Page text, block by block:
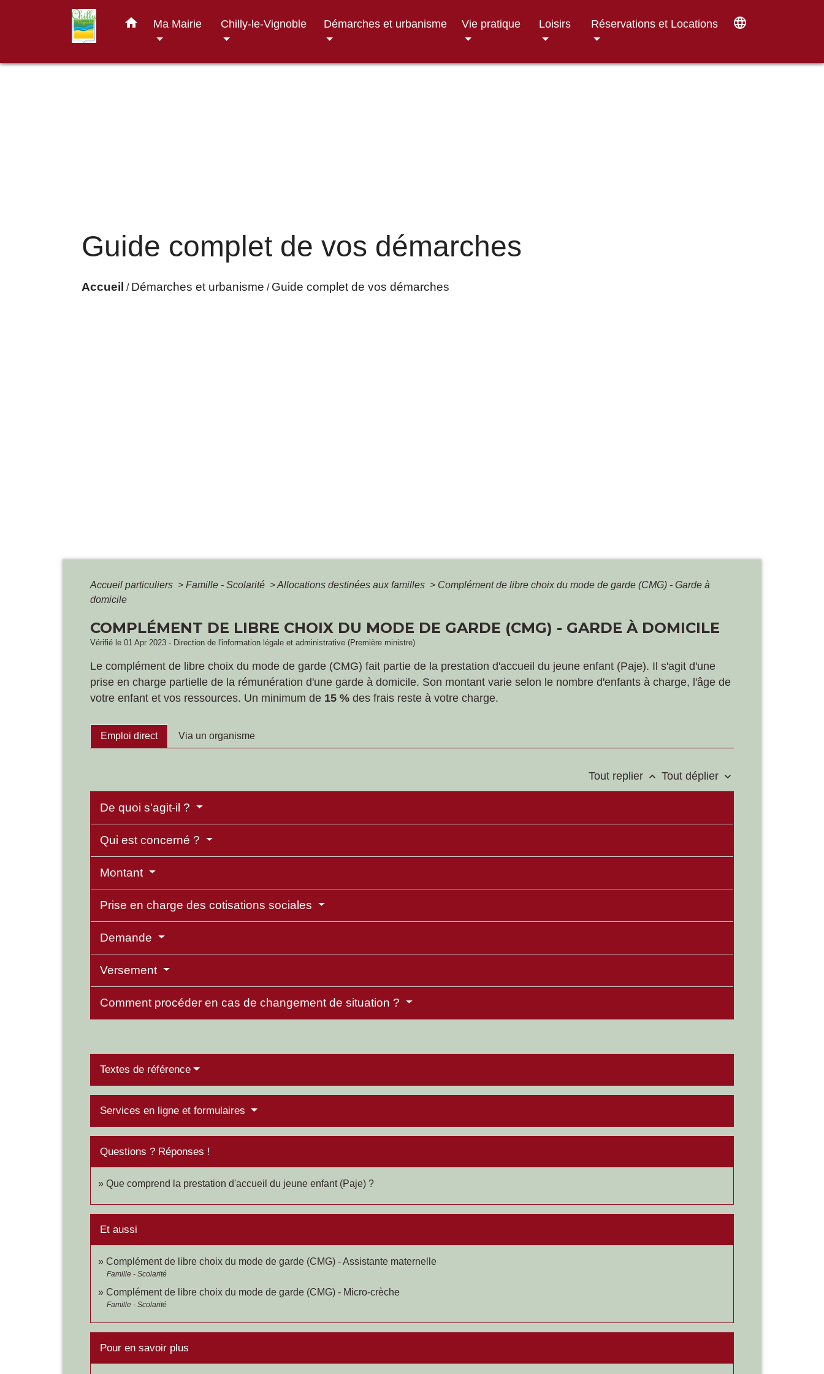
home Ma Mairie Chilly-le-Vignoble Démarches et urbanisme Vie pratique Loisirs Réservations et Locations language
Guide complet de vos démarches
Accueil / Démarches et urbanisme / Guide complet de vos démarches
Accueil particuliers > Famille - Scolarité >Allocations destinées aux familles > Complément de libre choix du mode de garde (CMG) - Garde à
domicile
COMPLÉMENT DE LIBRE CHOIX DU MODE DE GARDE (CMG) - GARDE À DOMICILE
Vérifié le 01 Apr 2023 - Direction de l'information légale et administrative (Première ministre)
Le complément de libre choix du mode de garde (CMG) fait partie de la prestation d'accueil du jeune enfant (Paje). Il s'agit d'une
prise en charge partielle de la rémunération d'une garde à domicile. Son montant varie selon le nombre d'enfants à charge, l'âge de
votre enfant et vos ressources. Un minimum de 15 % des frais reste à votre charge.
Emploi direct Via un organisme
Tout replier keyboard_arrow_up Tout déplier keyboard_arrow_down
De quoi s'agit-il ?
Qui est concerné ?
Montant
Prise en charge des cotisations sociales
Demande
Versement
Comment procéder en cas de changement de situation ?
Textes de référence
Services en ligne et formulaires
Questions ? Réponses !
Que comprend la prestation d'accueil du jeune enfant (Paje) ?
Et aussi
Complément de libre choix du mode de garde (CMG) - Assistante maternelle
Famille - Scolarité
Complément de libre choix du mode de garde (CMG) - Micro-crèche
Famille - Scolarité
Pour en savoir plus